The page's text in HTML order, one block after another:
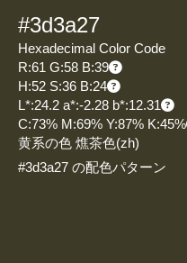
#3d3a27
Hexadecimal Color Code
R:61 G:58 B:39
H:52 S:36 B:24
L*:24.2 a*:-2.28 b*:12.31
C:73% M:69% Y:87% K:45%
黄系の色 燋茶色(zh)
#3d3a27 の配色パターン